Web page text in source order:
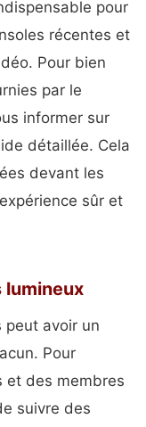
pour
récentes et
Pour bien
par le
informer sur
détaillée. Cela
devant les
sûr et
lumineux
peut avoir un
Pour
et des membres
suivre des